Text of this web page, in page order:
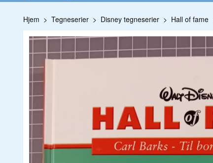
Hjem Tegneserier Disney tegneserier Hall of fame